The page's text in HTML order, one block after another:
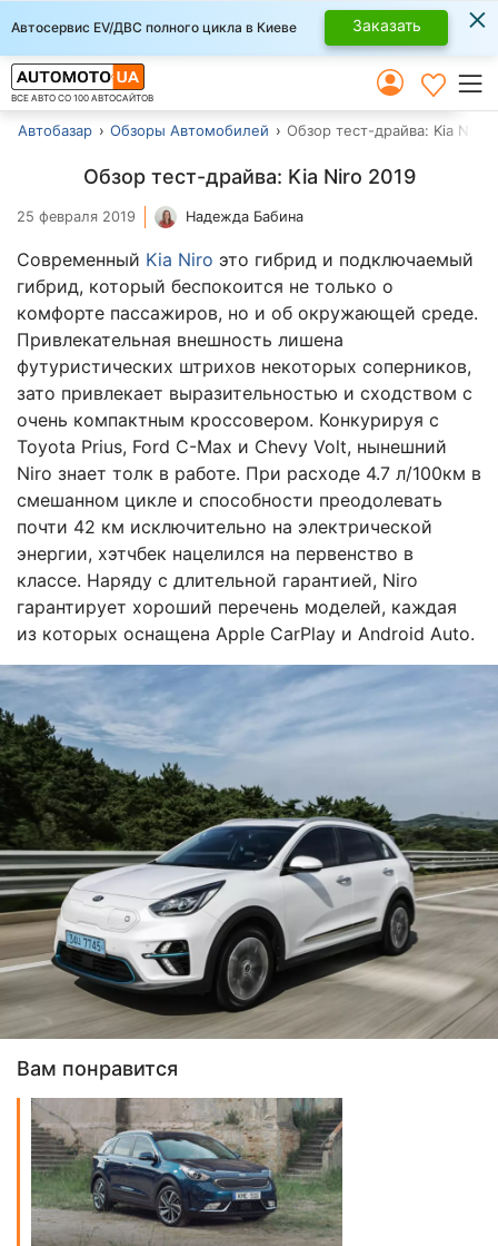
Автосервис EV/ДВС полного цикла в Киеве Заказать ×
ВСЕ АВТО СО 100 АВТОСАЙТОВ
Автобазар Обзоры Автомобилей Обзор тест-драйва: Kia Niro
Обзор тест-драйва: Kia Niro 2019
25 февраля 2019 Надежда Бабина
Современный Kia Niro это гибрид и подключаемый
гибрид, который беспокоится не только о
комфорте пассажиров, но и об окружающей среде.
Привлекательная внешность лишена
футуристических штрихов некоторых соперников,
зато привлекает выразительностью и сходством с
очень компактным кроссовером. Конкурируя с
Toyota Prius, Ford C-Max и Chevy Volt, нынешний
Niro знает толк в работе. При расходе 4.7 л/100км в
смешанном цикле и способности преодолевать
почти 42 км исключительно на электрической
энергии, хэтчбек нацелился на первенство в
классе. Наряду с длительной гарантией, Niro
гарантирует хороший перечень моделей, каждая
из которых оснащена Apple CarPlay и Android Auto.
Вам понравится